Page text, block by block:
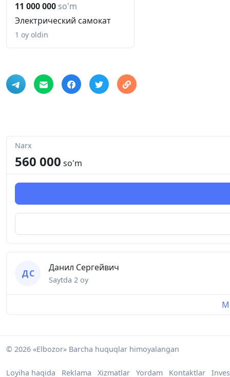
11 000 000 so'm
Электрический самокат
1 oy oldin
Narx
560 000 so'm
Д С
Данил Сергейвич
Saytda 2 oy
© 2026 «Elbozor» Barcha huquqlar himoyalangan
Loyiha haqida Reklama Xizmatlar Yordam Kontaktlar